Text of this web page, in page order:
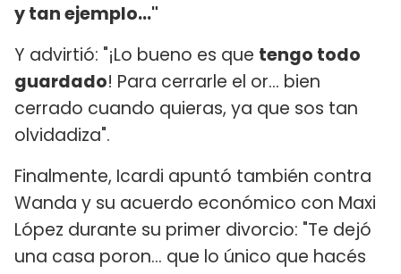
y tan ejemplo..."
Y advirtió: "¡Lo bueno es que tengo todo
guardado! Para cerrarle el or... bien
cerrado cuando quieras, ya que sos tan
olvidadiza".
Finalmente, Icardi apuntó también contra
Wanda y su acuerdo económico con Maxi
López durante su primer divorcio: "Te dejó
una casa poron... que lo único que hacés